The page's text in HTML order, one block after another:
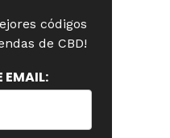
códigos
de CBD!
EMAIL: